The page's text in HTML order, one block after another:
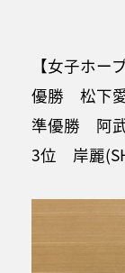
【女子ホー
優勝 松下
準優勝 阿
3位 岸麗